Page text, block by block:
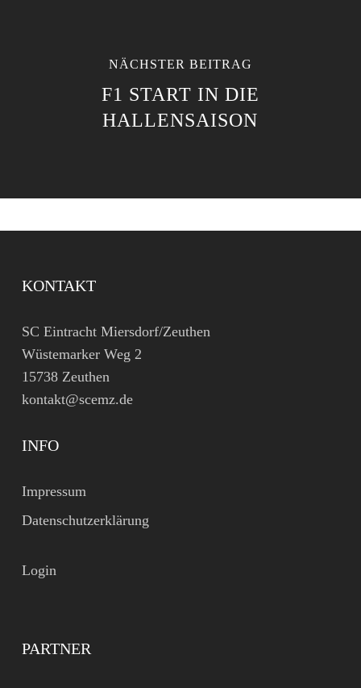
NÄCHSTER BEITRAG
F1 START IN DIE
HALLENSAISON
KONTAKT
SC Eintracht Miersdorf/Zeuthen
Wüstemarker Weg 2
15738 Zeuthen
kontakt@scemz.de
INFO
Impressum
Datenschutzerklärung
Login
PARTNER